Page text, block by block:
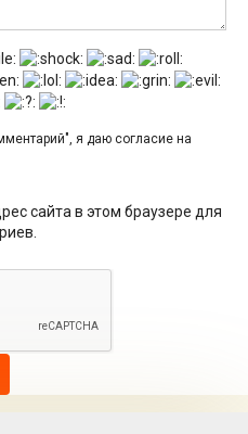
я даю согласие на
сайта в этом браузере для